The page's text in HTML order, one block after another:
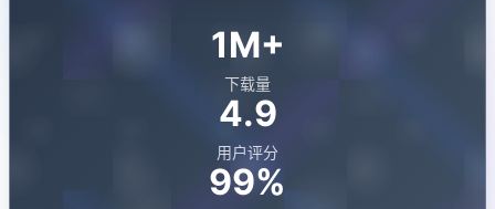
1M+
下载量
4.9
用户评分
99%